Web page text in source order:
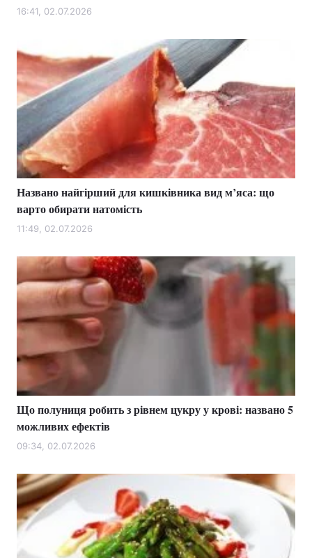
16:41, 02.07.2026
Названо найгірший для кишківника вид м’яса: що
варто обирати натомість
11:49, 02.07.2026
Що полуниця робить з рівнем цукру у крові: названо 5
можливих ефектів
09:34, 02.07.2026